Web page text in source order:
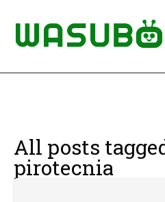
All posts
pirotecnia